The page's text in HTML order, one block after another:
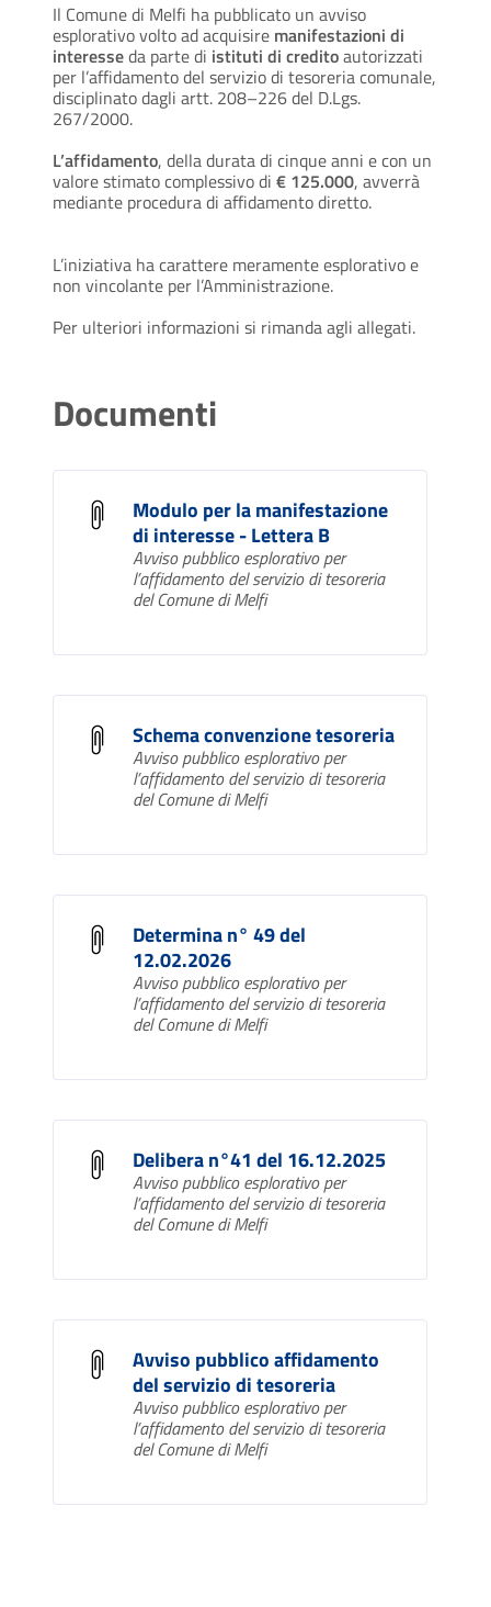
Il Comune di Melfi ha pubblicato un avviso
esplorativo volto ad acquisire manifestazioni di
interesseda parte di istituti di creditoautorizzati
per l’affidamento del servizio di tesoreria comunale,
disciplinato dagli artt. 208–226 del D.Lgs.
267/2000.
L’affidamento, della durata di cinque anni e con un
valore stimato complessivo di € 125.000, avverrà
mediante procedura di affidamento diretto.
L’iniziativa ha carattere meramente esplorativo e
non vincolante per l’Amministrazione.
Per ulteriori informazioni si rimanda agli allegati.
Documenti
Modulo per la manifestazione
di interesse - Lettera B
Avviso pubblico esplorativo per
l’affidamento del servizio di tesoreria
del Comune di Melfi
Schema convenzione tesoreria
Avviso pubblico esplorativo per
l’affidamento del servizio di tesoreria
del Comune di Melfi
Determina n° 49 del
12.02.2026
Avviso pubblico esplorativo per
l’affidamento del servizio di tesoreria
del Comune di Melfi
Delibera n°41 del 16.12.2025
Avviso pubblico esplorativo per
l’affidamento del servizio di tesoreria
del Comune di Melfi
Avviso pubblico affidamento
del servizio di tesoreria
Avviso pubblico esplorativo per
l’affidamento del servizio di tesoreria
del Comune di Melfi